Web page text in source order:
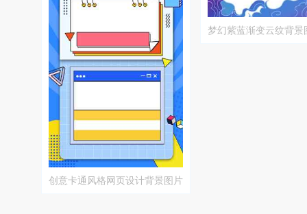
创意卡通风格网页设计背景图片
梦幻紫蓝渐变云纹背景